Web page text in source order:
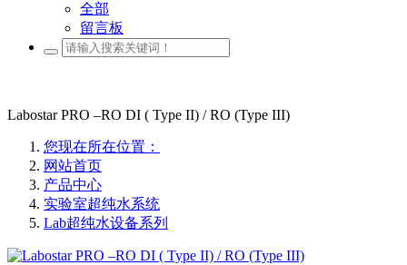
全部
留言板
Labostar PRO –RO DI ( Type II) / RO (Type III)
您现在所在位置：
网站首页
产品中心
实验室超纯水系统
Lab超纯水设备系列